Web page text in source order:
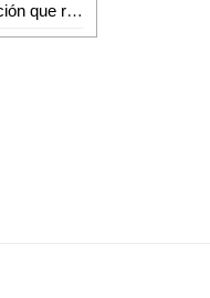
Cuarón se ríe de las teorías de la conspiración que rodean a Kubrick